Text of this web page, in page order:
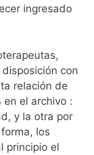
ingresado
con
relación de
el archivo :
y la otra por
los
principio el